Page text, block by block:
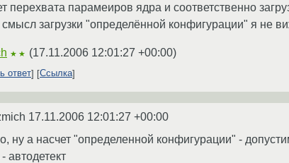
перехвата парамеиров ядра и соответственно
смысл загрузки "определённой конфигурации" я не
★★ (17.11.2006 12:01:27 +00:00)
ответ Ссылка
17.11.2006 12:01:27 +00:00
ну а насчет "определенной конфигурации" -
автодетект